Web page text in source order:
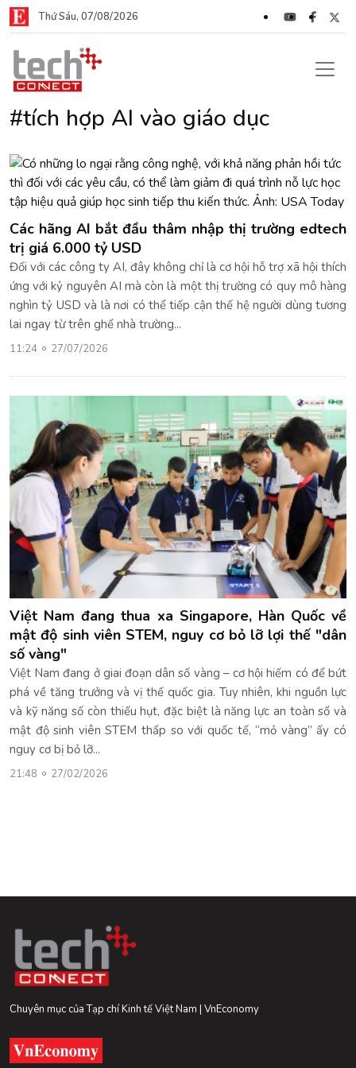
Thứ Sáu, 07/08/2026
#tích hợp AI vào giáo dục
Các hãng AI bắt đầu thâm nhập thị trường edtech
trị giá 6.000 tỷ USD
Đối với các công ty AI, đây không chỉ là cơ hội hỗ trợ xã hội thích
ứng với kỷ nguyên AI mà còn là một thị trường có quy mô hàng
nghìn tỷ USD và là nơi có thể tiếp cận thế hệ người dùng tương
lai ngay từ trên ghế nhà trường...
11:24 27/07/2026
Việt Nam đang thua xa Singapore, Hàn Quốc về
mật độ sinh viên STEM, nguy cơ bỏ lỡ lợi thế "dân
số vàng"
Việt Nam đang ở giai đoạn dân số vàng – cơ hội hiếm có để bứt
phá về tăng trưởng và vị thế quốc gia. Tuy nhiên, khi nguồn lực
và kỹ năng số còn thiếu hụt, đặc biệt là năng lực an toàn số và
mật độ sinh viên STEM thấp so với quốc tế, “mỏ vàng” ấy có
nguy cơ bị bỏ lỡ...
21:48 27/02/2026
Chuyên mục của Tạp chí Kinh tế Việt Nam | VnEconomy